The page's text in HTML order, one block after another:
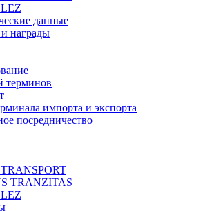
данные
награды
терминов
импорта и экспорта
посредничество
TRANZITAS